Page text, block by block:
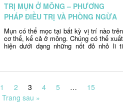
TRỊ MỤN Ở MÔNG – PHƯƠNG
PHÁP ĐIỀU TRỊ VÀ PHÒNG NGỪA
Mụn có thể mọc tại bất kỳ vị trí nào trên
cơ thể, kể cả ở mông. Chúng có thể xuất
hiện dưới dạng những nốt đỏ nhỏ li ti
khiến vùng da mông trở nên thô sần.
1 2 3 4 5 …
15
Trang sau »